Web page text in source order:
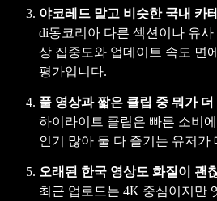
야코레드 말고 비슷한 국내 카
di동코리아 다른 섹션이나 유
상 집중도와 업데이트 속도 면
평가입니다.
풀 영상과 짧은 클립 중 뭐가
하이라이트 클립은 빠른 소비
인기 많아 둘 다 즐기는 유저가
오래된 한국 영상도 화질이 괜
최근 업로드는 4K 중심이지만